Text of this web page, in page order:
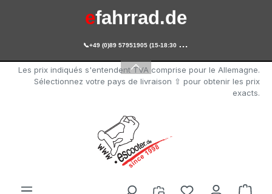
Passer au contenu principal
escooter.de
efahrrad.de

+49 (0)89 57951905 (15-18:30 Uhr)
Les prix indiqués s'entendent TVA comprise pour le Allemagne.
Sélectionnez votre pays de livraison ⇧ pour obtenir les prix
exacts.
Vous avez 0Le